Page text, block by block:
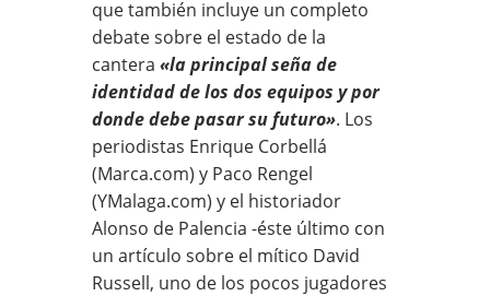
que también incluye un completo
debate sobre el estado de la
cantera «la principal seña de
identidad de los dos equipos y por
donde debe pasar su futuro». Los
periodistas Enrique Corbellá
(Marca.com) y Paco Rengel
(YMalaga.com) y el historiador
Alonso de Palencia -éste último con
un artículo sobre el mítico David
Russell, uno de los pocos jugadores